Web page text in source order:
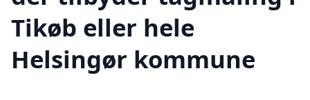
Tikøb eller hele
Helsingør kommune